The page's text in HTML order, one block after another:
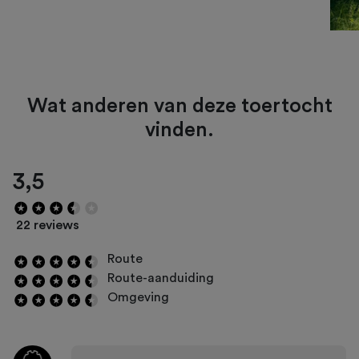
Wat anderen van deze toertocht
vinden.
3,5
22 reviews
Route
Route-aanduiding
Omgeving